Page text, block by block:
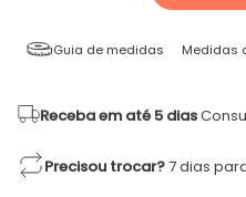
Guia de medidas Medidas
Receba em até 5 dias
Precisou trocar?7 dias